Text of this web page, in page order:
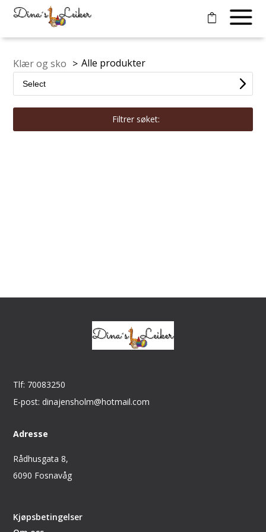
Klær og sko > Alle produkter
Filtrer søket:
Tlf: 70083250
E-post: dinajensholm@hotmail.com
Adresse
Rådhusgata 8,
6090 Fosnavåg
Kjøpsbetingelser